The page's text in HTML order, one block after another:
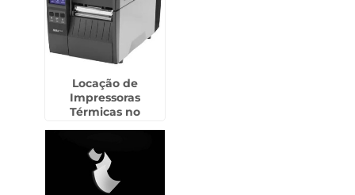
Locação de
Impressoras
Térmicas no